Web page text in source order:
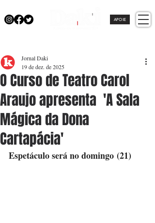
APOIE
O Curso de Teatro Carol
Araujo apresenta 'A Sala
Mágica da Dona
Cartapácia'
Jornal Daki
19 de dez. de 2025
Espetáculo será no domingo (21)